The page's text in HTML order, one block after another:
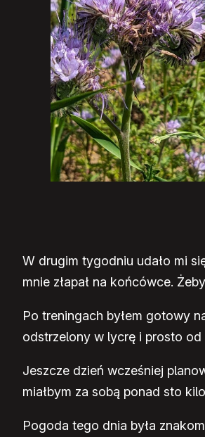
W drugim tygodniu udało mi
mnie złapał na końcówce.
Po treningach byłem gotowy
odstrzelony w lycrę i prosto od
Jeszcze dzień wcześniej
miałbym za sobą ponad sto
Pogoda tego dnia była